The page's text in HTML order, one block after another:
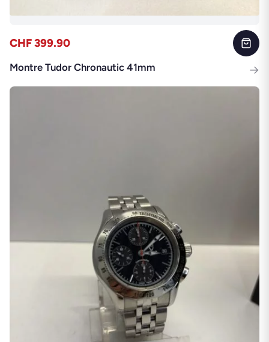
CHF 399.90
Montre Tudor Chronautic 41mm →